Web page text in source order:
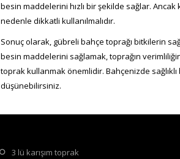
besin maddelerini hızlı bir şekilde sağlar. Ancak
nedenle dikkatli kullanılmalıdır.
Sonuç olarak, gübreli bahçe toprağı bitkilerin
besin maddelerini sağlamak, toprağın
toprak kullanmak önemlidir. Bahçenizde
düşünebilirsiniz.
3 lü karışım toprak